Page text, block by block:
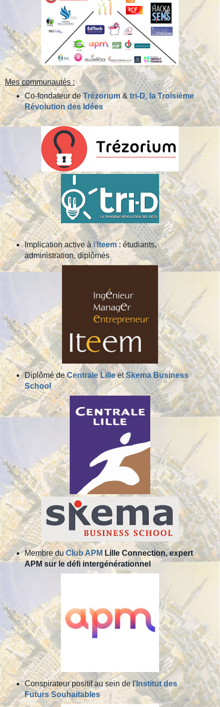
Mes communautés :
Co-fondateur deTrézorium& tri-D, la Troisième
Révolution des Idées
Implication active à l'Iteem: étudiants,
administration, diplômés
Diplômé deCentrale LilleetSkema Business
School
Membre duClub APM Lille Connection, expert
APM sur le défi intergénérationnel
Conspirateur positif au sein de l'Institut des
Futurs Souhaitables